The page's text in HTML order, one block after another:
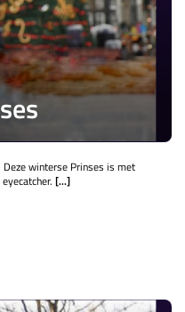
winterse Prinses is met
[...]